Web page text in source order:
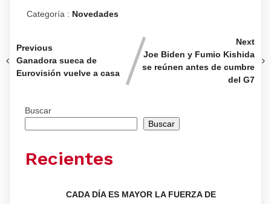
Categoría : Novedades
Previous
Ganadora sueca de
Eurovisión vuelve a casa
Next
Joe Biden y Fumio Kishida
se reúnen antes de cumbre
del G7
Buscar
Buscar
Recientes
CADA DÍA ES MAYOR LA FUERZA DE